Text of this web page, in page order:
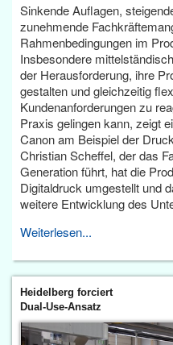
Sinkende Auflagen,
zunehmende
Rahmenbedingungen im
Insbesondere
der Herausforderung, ihre
gestalten und gleichzeitig
Kundenanforderungen zu
Praxis gelingen kann, zeigt
Canon am Beispiel der
Christian Scheffel, der das
Generation führt, hat die
Digitaldruck umgestellt und
weitere Entwicklung des
Weiterlesen...
Heidelberg forciert
Dual-Use-Ansatz